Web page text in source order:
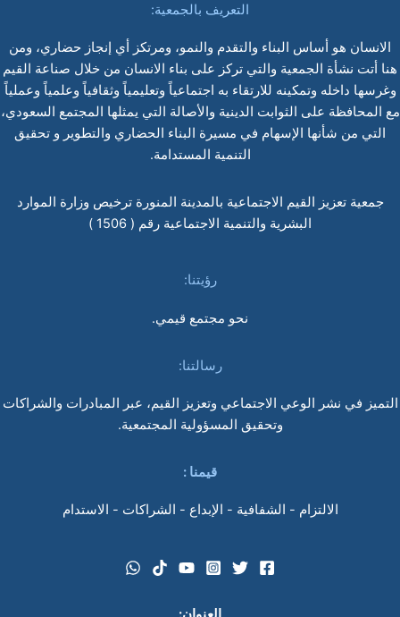
التعريف بالجمعية:
الانسان هو أساس البناء والتقدم والنمو، ومرتكز أي إنجاز حضاري، ومن
هنا أتت نشأة الجمعية والتي تركز على بناء الانسان من خلال صناعة القيم
وغرسها داخله وتمكينه للارتقاء به اجتماعياً وتعليمياً وثقافياً وعلمياً وعملياً
مع المحافظة على الثوابت الدينية والأصالة التي يمثلها المجتمع السعودي،
التي من شأنها الإسهام في مسيرة البناء الحضاري والتطوير و تحقيق
التنمية المستدامة.
جمعية تعزيز القيم الاجتماعية بالمدينة المنورة ترخيص وزارة الموارد
البشرية والتنمية الاجتماعية رقم ( 1506 )
رؤيتنا:
نحو مجتمع قيمي.
رسالتنا:
التميز في نشر الوعي الاجتماعي وتعزيز القيم، عبر المبادرات والشراكات
وتحقيق المسؤولية المجتمعية.
قيمنا :
الالتزام - الشفافية - الإبداع - الشراكات - الاستدام